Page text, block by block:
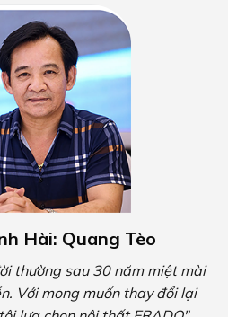
lựa chọn nội thất ERADO"
SHOW
NHÀ KHÁCH HÀNG